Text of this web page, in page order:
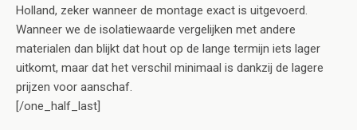
Holland, zeker wanneer de montage exact is uitgevoerd.
Wanneer we de isolatiewaarde vergelijken met andere
materialen dan blijkt dat hout op de lange termijn iets lager
uitkomt, maar dat het verschil minimaal is dankzij de lagere
prijzen voor aanschaf.
[/one_half_last]